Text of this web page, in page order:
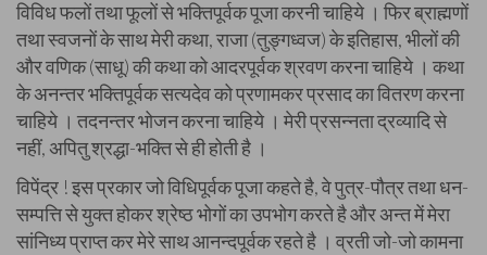
विविध फलों तथा फूलों से भक्तिपूर्वक पूजा करनी चाहिये । फिर ब्राह्मणों
तथा स्वजनों के साथ मेरी कथा, राजा (तुङ्गध्वज) के इतिहास, भीलों की
और वणिक (साधू) की कथा को आदरपूर्वक श्रवण करना चाहिये । कथा
के अनन्तर भक्तिपूर्वक सत्यदेव को प्रणामकर प्रसाद का वितरण करना
चाहिये । तदनन्तर भोजन करना चाहिये । मेरी प्रसन्नता द्रव्यादि से
नहीं, अपितु श्रद्धा-भक्ति से ही होती है ।
विपेंद्र ! इस प्रकार जो विधिपूर्वक पूजा कहते है, वे पुत्र-पौत्र तथा धन-
सम्पत्ति से युक्त होकर श्रेष्ठ भोगों का उपभोग करते है और अन्त में मेरा
सांनिध्य प्राप्त कर मेरे साथ आनन्दपूर्वक रहते है । व्रती जो-जो कामना